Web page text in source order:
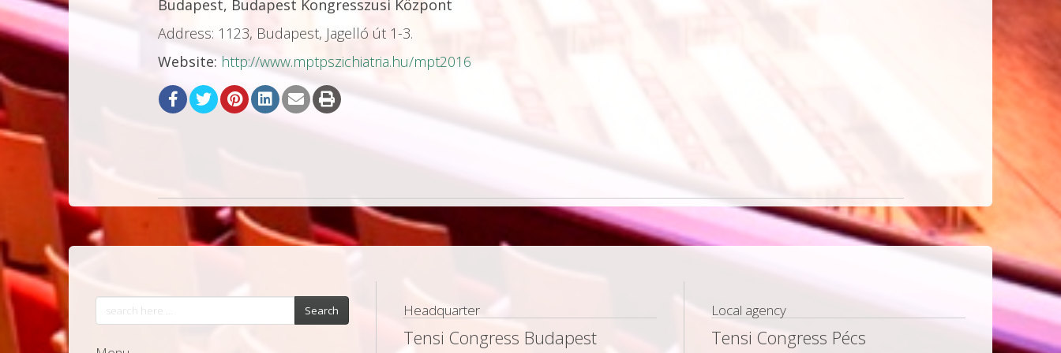
Budapest, Budapest Kongresszusi Központ
Address: 1123, Budapest, Jagelló út 1-3.
Website: http://www.mptpszichiatria.hu/mpt2016
Search Headquarter
Tensi Congress Budapest
Local agency
Tensi Congress Pécs